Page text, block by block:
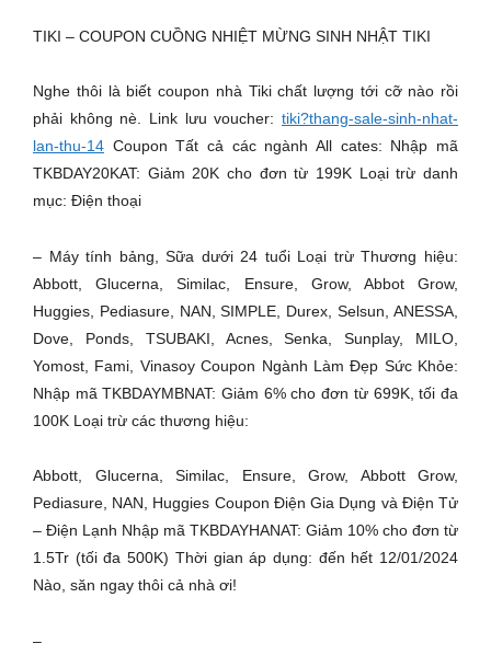
TIKI – COUPON CUỒNG NHIỆT MỪNG SINH NHẬT TIKI
Nghe thôi là biết coupon nhà Tiki chất lượng tới cỡ nào rồi
phải không nè. Link lưu voucher: tiki?thang-sale-sinh-nhat-
lan-thu-14 Coupon Tất cả các ngành All cates: Nhập mã
TKBDAY20KAT: Giảm 20K cho đơn từ 199K Loại trừ danh
mục: Điện thoại
– Máy tính bảng, Sữa dưới 24 tuổi Loại trừ Thương hiệu:
Abbott, Glucerna, Similac, Ensure, Grow, Abbot Grow,
Huggies, Pediasure, NAN, SIMPLE, Durex, Selsun, ANESSA,
Dove, Ponds, TSUBAKI, Acnes, Senka, Sunplay, MILO,
Yomost, Fami, Vinasoy Coupon Ngành Làm Đẹp Sức Khỏe:
Nhập mã TKBDAYMBNAT: Giảm 6% cho đơn từ 699K, tối đa
100K Loại trừ các thương hiệu:
Abbott, Glucerna, Similac, Ensure, Grow, Abbott Grow,
Pediasure, NAN, Huggies Coupon Điện Gia Dụng và Điện Tử
– Điện Lạnh Nhập mã TKBDAYHANAT: Giảm 10% cho đơn từ
1.5Tr (tối đa 500K) Thời gian áp dụng: đến hết 12/01/2024
Nào, săn ngay thôi cả nhà ơi!
–